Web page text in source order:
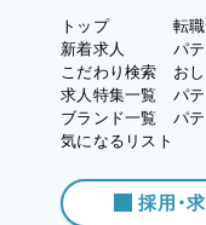
トップ
新着求人
こだわり検索
求人特集一覧
ブランド一覧
気になるリスト
転
パ
お
パ
パ
採用・